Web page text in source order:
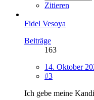
Zitieren
Fidel Vesoya
Beiträge
163
14. Oktober
#3
Ich gebe meine